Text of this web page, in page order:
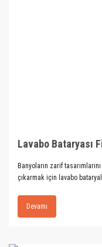
Banyoların zarif
çıkarmak için lavabo
Devamı